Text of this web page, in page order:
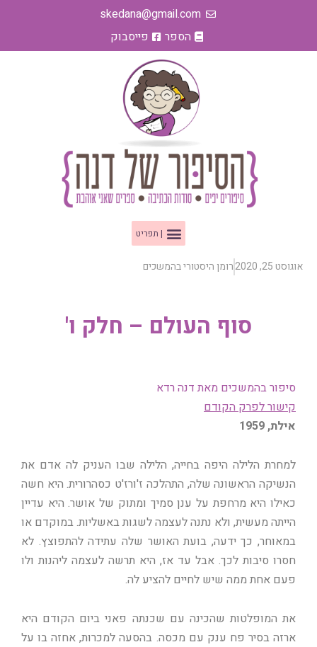
skedana@gmail.com
הספר
פייסבוק
תפריט
אוגוסט 25, 2020 רומן היסטורי בהמשכים
סוף העולם – חלק ו'
סיפור בהמשכים מאת דנה רדא
קישור לפרק הקודם
אילת, 1959
למחרת הלילה היפה בחייה, הלילה שבו העניק לה אדם את
הנשיקה הראשונה שלה, התהלכה ז'ורז'ט כסהרורית. היא חשה
כאילו היא מרחפת על ענן סמיך ומתוק של אושר. היא עדיין
הייתה מעשית, ולא נתנה לעצמה לשגות באשליות. במוקדם או
במאוחר, כך ידעה, בועת האושר שלה עתידה להתפוצץ. לא
חסרו סיבות לכך. אבל עד אז, היא תרשה לעצמה ליהנות ולו
פעם אחת ממה שיש לחיים להציע לה.
את המופלטות שהכינה עם שכנתה פאני ביום הקודם היא
ארזה בסיר פח ענק עם מכסה. בהסעה למכרות, אחזה בו על